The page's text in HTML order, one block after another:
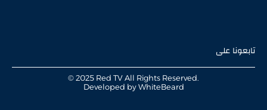
تابعونا على
© 2025 Red TV All Rights Reserved.
Developed byWhiteBeard